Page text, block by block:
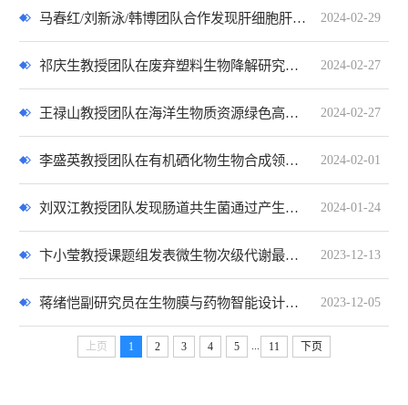
OA
马春红/刘新泳/韩博团队合作发现肝细胞肝癌的潜在治疗新策略 2024-02-29
祁庆生教授团队在废弃塑料生物降解研究取得新进展 2024-02-27
王禄山教授团队在海洋生物质资源绿色高效转化方面取得新进展 2024-02-27
李盛英教授团队在有机硒化物生物合成领域取得原创性突破 2024-02-01
刘双江教授团队发现肠道共生菌通过产生新型次级胆汁酸调控宿主糖脂代谢的新机制 2024-01-24
卞小莹教授课题组发表微生物次级代谢最新研究成果 2023-12-13
蒋绪恺副研究员在生物膜与药物智能设计领域取得新进展 2023-12-05
上页 1 2 3 4 5 11 下页